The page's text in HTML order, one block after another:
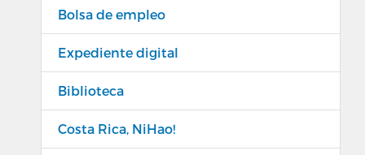
Bolsa de empleo
Expediente digital
Biblioteca
Costa Rica, NiHao!